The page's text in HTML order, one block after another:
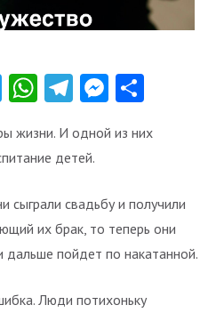
Twitter
WhatsApp
Telegram
жизни. И одной из них
детей.
свадьбу и получили
их брак, то теперь они
пойдет по накатанной.
Люди потихоньку